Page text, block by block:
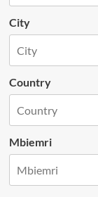
City
Country
Mbiemri